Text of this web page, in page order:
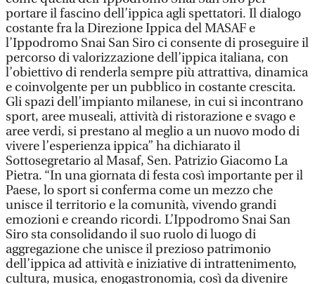
portare il fascino dell’ippica agli spettatori. Il dialogo
costante fra la Direzione Ippica del MASAF e
l’Ippodromo Snai San Siro ci consente di proseguire il
percorso di valorizzazione dell’ippica italiana, con
l’obiettivo di renderla sempre più attrattiva, dinamica
e coinvolgente per un pubblico in costante crescita.
Gli spazi dell’impianto milanese, in cui si incontrano
sport, aree museali, attività di ristorazione e svago e
aree verdi, si prestano al meglio a un nuovo modo di
vivere l’esperienza ippica” ha dichiarato il
Sottosegretario al Masaf, Sen. Patrizio Giacomo La
Pietra. “In una giornata di festa così importante per il
Paese, lo sport si conferma come un mezzo che
unisce il territorio e la comunità, vivendo grandi
emozioni e creando ricordi. L’Ippodromo Snai San
Siro sta consolidando il suo ruolo di luogo di
aggregazione che unisce il prezioso patrimonio
dell’ippica ad attività e iniziative di intrattenimento,
cultura, musica, enogastronomia, così da divenire